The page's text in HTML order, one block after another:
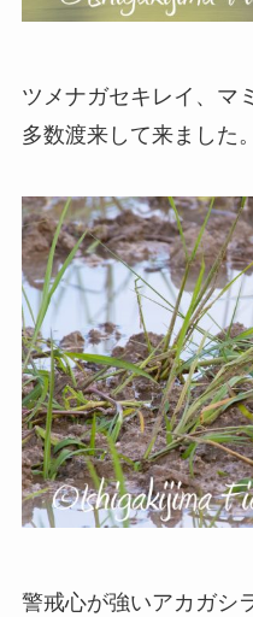
ツメナガセキレイ、マ
多数渡来して来ました。
警戒心が強いアカガシ